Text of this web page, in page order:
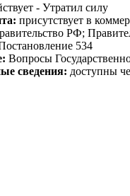
- Утратил силу
присутствует в
РФ;
534
Вопросы
сведения: доступны